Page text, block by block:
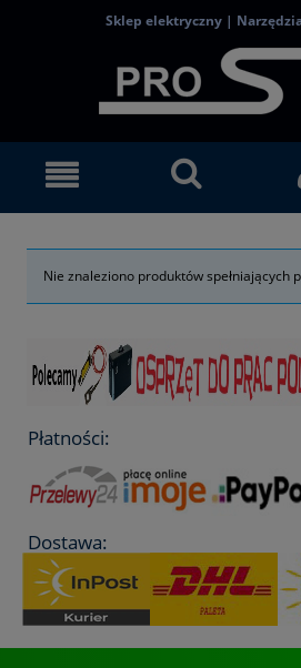
Sklep elektryczny |
Nie znaleziono produktów spełniających
Płatności:
Dostawa: